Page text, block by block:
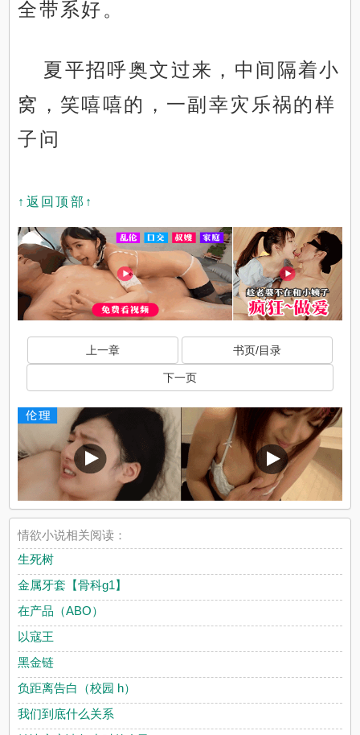
全带系好。
夏平招呼奥文过来，中间隔着小
窝，笑嘻嘻的，一副幸灾乐祸的样
子问
↑返回顶部↑
上一章 书页/目录
下一页
情欲小说相关阅读：
生死树
金属牙套【骨科g1】
在产品（ABO）
以寇王
黑金链
负距离告白（校园 h）
我们到底什么关系